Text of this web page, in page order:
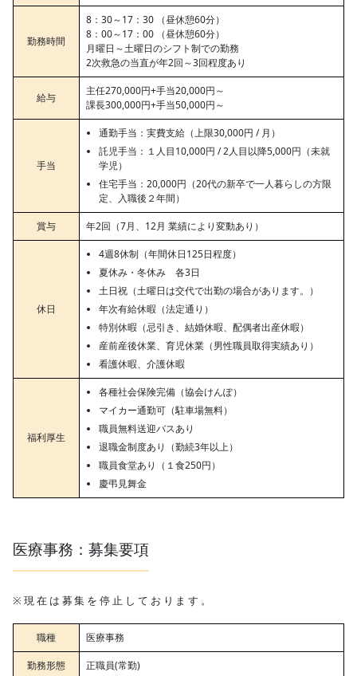
勤務時間
8：30～17：30 （昼休憩60分）
8：00～17：00 （昼休憩60分）
月曜日～土曜日のシフト制での勤務
2次救急の当直が年2回～3回程度あり
給与
主任270,000円+手当20,000円～
課長300,000円+手当50,000円～
手当
通勤手当：実費支給（上限30,000円 / 月）
託児手当：１人目10,000円 / 2人目以降5,000円（未就
学児）
住宅手当：20,000円（20代の新卒で一人暮らしの方限
定、入職後２年間）
賞与 年2回（7月、12月 業績により変動あり）
休日
4週8休制（年間休日125日程度）
夏休み・冬休み 各3日
土日祝（土曜日は交代で出勤の場合があります。）
年次有給休暇（法定通り）
特別休暇（忌引き、結婚休暇、配偶者出産休暇）
産前産後休業、育児休業（男性職員取得実績あり）
看護休暇、介護休暇
福利厚生
各種社会保険完備（協会けんぽ）
マイカー通勤可（駐車場無料）
職員無料送迎バスあり
退職金制度あり（勤続3年以上）
職員食堂あり（１食250円）
慶弔見舞金
医療事務：募集要項
※現在は募集を停止しております。
職種 医療事務
勤務形態 正職員(常勤)